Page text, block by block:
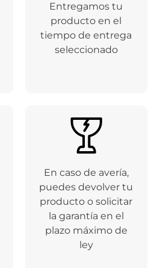
Entregamos tu
producto en el
tiempo de entrega
seleccionado
En caso de avería,
puedes devolver tu
producto o solicitar
la garantía en el
plazo máximo de
ley